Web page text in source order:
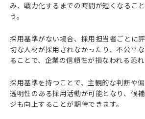
み、戦力化するまでの時間が短くなるこ
う。
採用基準がない場合、採用担当者ごとに
切な人材が採用されなかったり、不公平
ることで、企業の信頼性が損なわれる恐れ
採用基準を持つことで、主観的な判断や
透明性のある採用活動が可能となり、候
ジも向上することが期待できます。